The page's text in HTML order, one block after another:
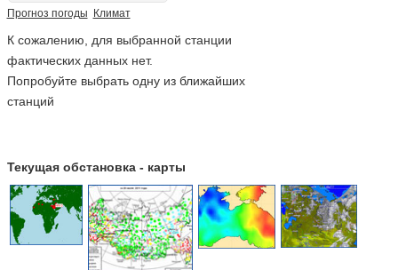
Прогноз погоды Климат
К сожалению, для выбранной станции
фактических данных нет.
Попробуйте выбрать одну из ближайших
станций
Текущая обстановка - карты